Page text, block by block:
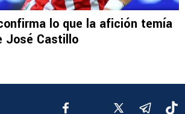
lo que la afición temía
José Castillo